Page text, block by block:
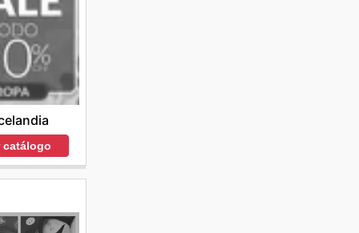
catálogo